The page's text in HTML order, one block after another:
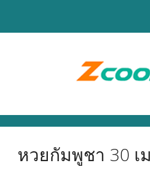
หวยกัมพูชา 30 เ